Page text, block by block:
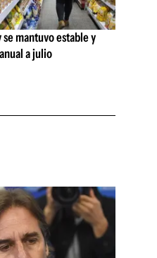
mantuvo estable y
a julio